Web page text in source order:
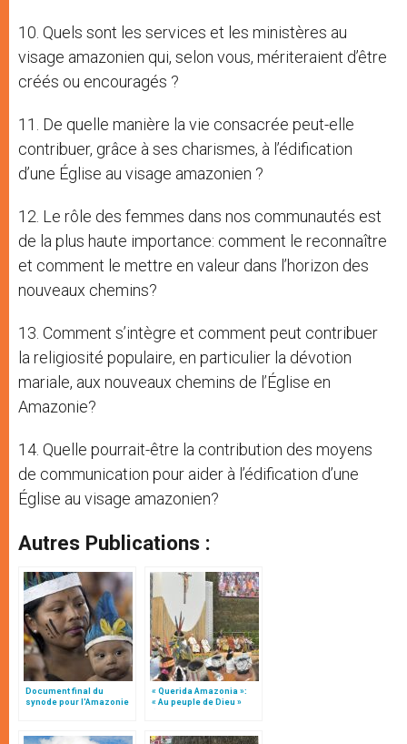
10. Quels sont les services et les ministères au
visage amazonien qui, selon vous, mériteraient d’être
créés ou encouragés ?
11. De quelle manière la vie consacrée peut-elle
contribuer, grâce à ses charismes, à l’édification
d’une Église au visage amazonien ?
12. Le rôle des femmes dans nos communautés est
de la plus haute importance: comment le reconnaître
et comment le mettre en valeur dans l’horizon des
nouveaux chemins?
13. Comment s’intègre et comment peut contribuer
la religiosité populaire, en particulier la dévotion
mariale, aux nouveaux chemins de l’Église en
Amazonie?
14. Quelle pourrait-être la contribution des moyens
de communication pour aider à l’édification d’une
Église au visage amazonien?
Autres Publications :
Document final du
synode pour l'Amazonie
« Querida Amazonia »:
« Au peuple de Dieu »
(texte complet)